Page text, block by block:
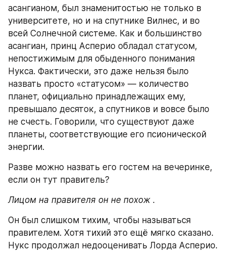
асангианом, был знаменитостью не только в
университете, но и на спутнике Вилнес, и во
всей Солнечной системе. Как и большинство
асангиан, принц Асперио обладал статусом,
непостижимым для обыденного понимания
Нукса. Фактически, это даже нельзя было
назвать просто «статусом» — количество
планет, официально принадлежащих ему,
превышало десяток, а спутников и вовсе было
не счесть. Говорили, что существуют даже
планеты, соответствующие его псионической
энергии.
Разве можно назвать его гостем на вечеринке,
если он тут правитель?
Лицом на правителя он не похож .
Он был слишком тихим, чтобы называться
правителем. Хотя тихий это ещё мягко сказано.
Нукс продолжал недооценивать Лорда Асперио.